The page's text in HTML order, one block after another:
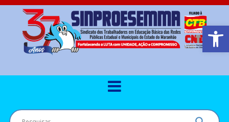
Barra de